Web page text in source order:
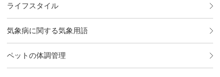
ライフスタイル
気象病に関する気象用語
ペットの体調管理